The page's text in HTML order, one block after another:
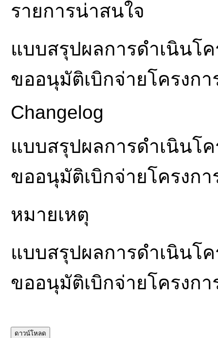
รายการน่าสนใจ
แบบสรุปผลการดำเนินโ
ขออนุมัติเบิกจ่ายโครงกา
Changelog
แบบสรุปผลการดำเนินโ
ขออนุมัติเบิกจ่ายโครงกา
หมายเหตุ
แบบสรุปผลการดำเนินโ
ขออนุมัติเบิกจ่ายโครงกา